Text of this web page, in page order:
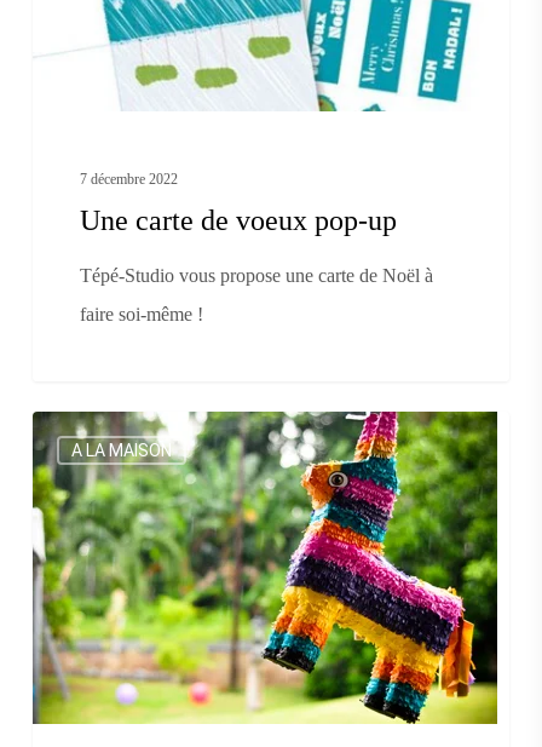
7 décembre 2022
Une carte de voeux pop-up
Tépé-Studio vous propose une carte de Noël à
faire soi-même !
réalise
ma
Pinata
A LA MAISON